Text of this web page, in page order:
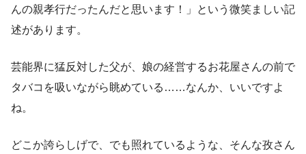
んの親孝行だったんだと思います！」という微笑ましい記
述があります。
芸能界に猛反対した父が、娘の経営するお花屋さんの前で
タバコを吸いながら眺めている……なんか、いいですよ
ね。
どこか誇らしげで、でも照れているような、そんな孜さん